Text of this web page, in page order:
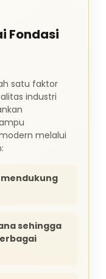
Fondasi
satu faktor
industri
melalui
sehingga